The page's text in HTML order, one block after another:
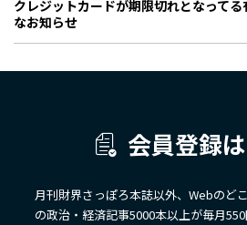
クレジットカードが期限切れとなって
なお知らせ
会員登録
月刊財界さっぽろ本誌以外、Webのど
の政治・経済記事5000本以上が毎月